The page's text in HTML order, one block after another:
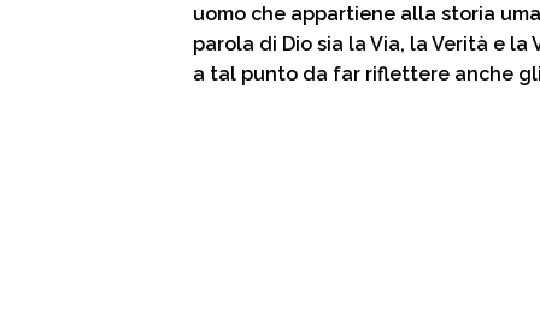
k
p
m
d
uomo che appartiene alla storia
parola di Dio sia la Via, la Verità e
a tal punto da far riflettere anche